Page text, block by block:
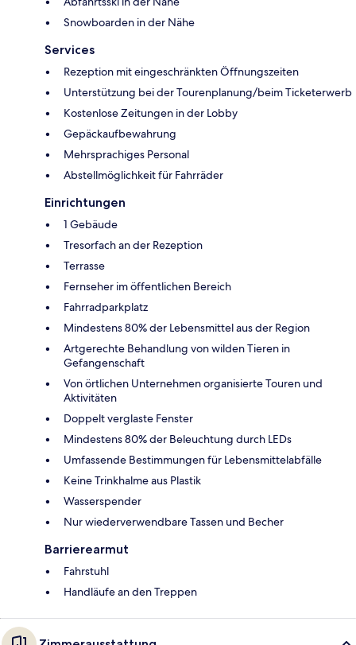
Snowboarden in der Nähe
Services
Rezeption mit eingeschränkten Öffnungszeiten
Unterstützung bei der Tourenplanung/beim Ticketerwerb
Kostenlose Zeitungen in der Lobby
Gepäckaufbewahrung
Mehrsprachiges Personal
Abstellmöglichkeit für Fahrräder
Einrichtungen
1 Gebäude
Tresorfach an der Rezeption
Terrasse
Fernseher im öffentlichen Bereich
Fahrradparkplatz
Mindestens 80% der Lebensmittel aus der Region
Artgerechte Behandlung von wilden Tieren in
Gefangenschaft
Von örtlichen Unternehmen organisierte Touren und
Aktivitäten
Doppelt verglaste Fenster
Mindestens 80% der Beleuchtung durch LEDs
Umfassende Bestimmungen für Lebensmittelabfälle
Keine Trinkhalme aus Plastik
Wasserspender
Nur wiederverwendbare Tassen und Becher
Barrierearmut
Fahrstuhl
Handläufe an den Treppen